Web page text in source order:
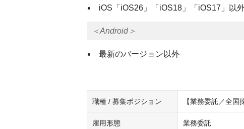
iOS「iOS26」「iOS18」「iOS17」以
＜Android＞
最新のバージョン以外
職種 / 募集ポジション 【業務委託／全
雇用形態 業務委託